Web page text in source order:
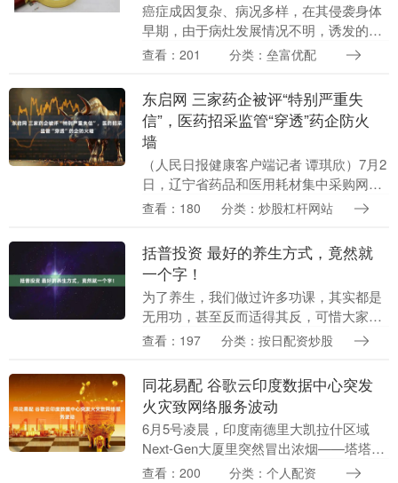
癌症成因复杂、病况多样，在其侵袭身体
早期，由于病灶发展情况不明，诱发的初
始症状也难以直接判断，因而很容易出现
量实际病例分析后....
查看：201 分类：垒富优配
东启网 三家药企被评“特别严重失
信”，医药招采监管“穿透”药企防火
墙
（人民日报健康客户端记者 谭琪欣）7月2
日，辽宁省药品和医用耗材集中采购网发
布通知，沈阳奥吉娜药业有限公司、江西
器械有限公司....
查看：180 分类：炒股杠杆网站
括普投资 最好的养生方式，竟然就
一个字！
为了养生，我们做过许多功课，其实都是
无用功，甚至反而适得其反，可惜大家却
没有意识到。 而最好的养生方式，既不是
单一个字——少....
查看：197 分类：按日配资炒股
同花易配 谷歌云印度数据中心突发
火灾致网络服务波动
6月5号凌晨，印度南德里大凯拉什区域
Next-Gen大厦里突然冒出浓烟——塔塔通
信运营的数据中心三楼电池机房着火了。
查看：200 分类：个人配资